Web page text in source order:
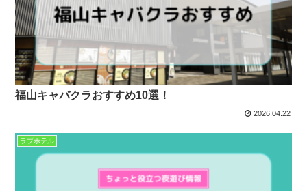
福山キャバクラおすすめ10選！
2026.04.22
ラブホテル